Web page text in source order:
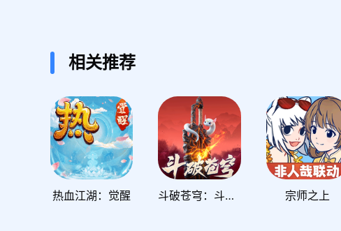
相关推荐
热血江湖：觉醒 斗破苍穹：斗帝之路 宗师之上